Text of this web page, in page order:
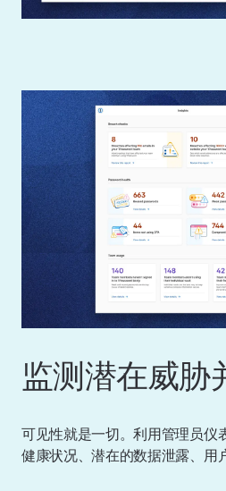
监测潜在威胁
可见性就是一切。利用管理员仪
健康状况、潜在的数据泄露、用